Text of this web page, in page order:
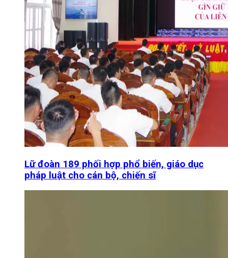
Lữ đoàn 189 phối hợp phổ biến, giáo dục
pháp luật cho cán bộ, chiến sĩ